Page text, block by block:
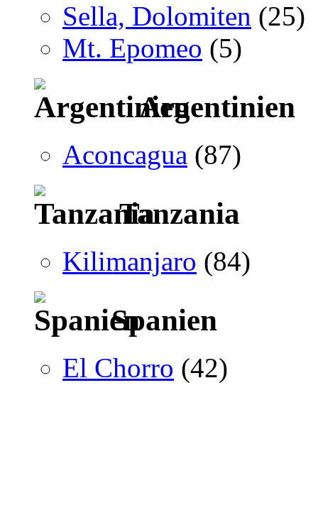
Sella, Dolomiten (25)
Mt. Epomeo (5)
Argentinien
Aconcagua (87)
Tanzania
Kilimanjaro (84)
Spanien
El Chorro (42)